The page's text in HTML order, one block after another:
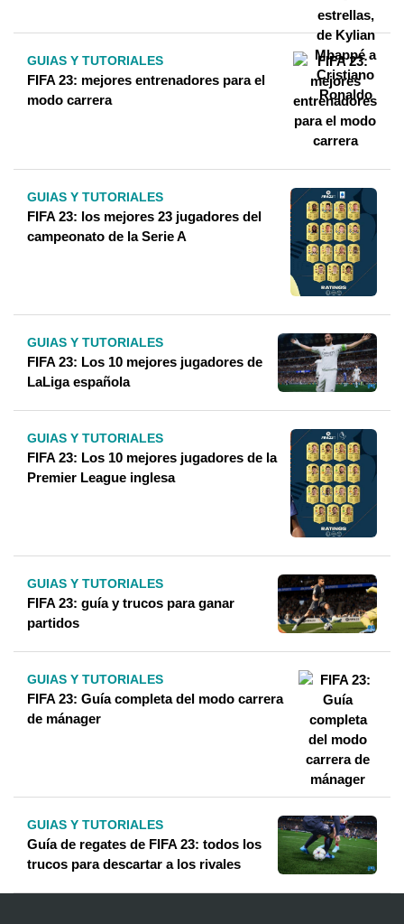
GUIAS Y TUTORIALES
FIFA 23: mejores entrenadores para el
modo carrera
GUIAS Y TUTORIALES
FIFA 23: los mejores 23 jugadores del
campeonato de la Serie A
GUIAS Y TUTORIALES
FIFA 23: Los 10 mejores jugadores de
LaLiga española
GUIAS Y TUTORIALES
FIFA 23: Los 10 mejores jugadores de la
Premier League inglesa
GUIAS Y TUTORIALES
FIFA 23: guía y trucos para ganar
partidos
GUIAS Y TUTORIALES
FIFA 23: Guía completa del modo carrera
de mánager
GUIAS Y TUTORIALES
Guía de regates de FIFA 23: todos los
trucos para descartar a los rivales